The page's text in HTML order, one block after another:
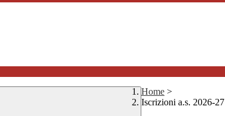
Home >
Iscrizioni a.s. 2026-27